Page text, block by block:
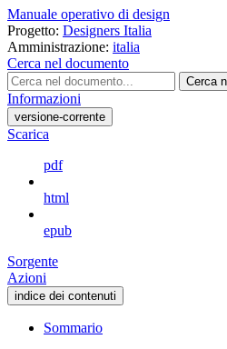
Manuale operativo di design
Progetto: Designers Italia
Amministrazione: italia
Cerca nel documento
Cerca
Informazioni
versione-corrente
Scarica
pdf
html
epub
Sorgente
Azioni
indice dei contenuti
Sommario